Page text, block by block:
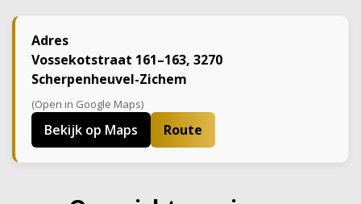
Adres
Vossekotstraat 161–163, 3270
Scherpenheuvel-Zichem
(Open in Google Maps)
Bekijk op Maps Route